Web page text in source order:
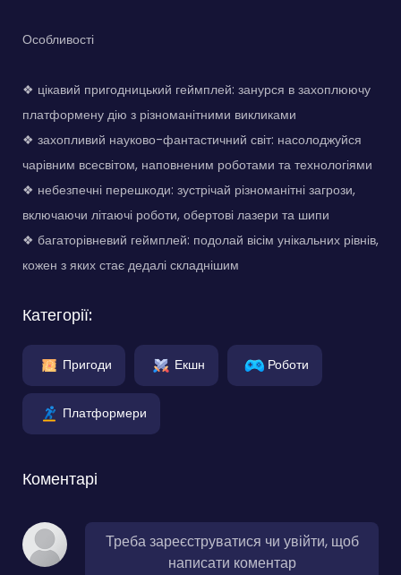
Особливості
❖ цікавий пригодницький геймплей: занурся в захоплюючу
платформену дію з різноманітними викликами
❖ захопливий науково-фантастичний світ: насолоджуйся
чарівним всесвітом, наповненим роботами та технологіями
❖ небезпечні перешкоди: зустрічай різноманітні загрози,
включаючи літаючі роботи, обертові лазери та шипи
❖ багаторівневий геймплей: подолай вісім унікальних рівнів,
кожен з яких стає дедалі складнішим
Категорії:
Пригоди Екшн Роботи
Платформери
Коментарі
Треба зареєструватися чи увійти, щоб
написати коментар